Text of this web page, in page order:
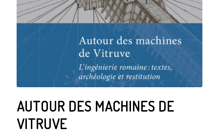
AUTOUR DES MACHINES DE
VITRUVE